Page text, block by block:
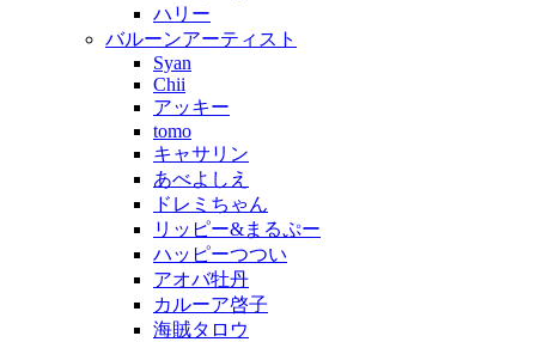
ハリー
バルーンアーティスト
Syan
Chii
アッキー
tomo
キャサリン
あべよしえ
ドレミちゃん
リッピー&まるぷー
ハッピーつつい
アオバ牡丹
カルーア啓子
海賊タロウ